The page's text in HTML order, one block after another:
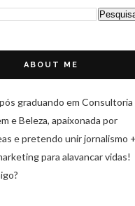
ABOUT ME
graduando em Consultoria
e Beleza, apaixonada por
e pretendo unir jornalismo +
para alavancar vidas!